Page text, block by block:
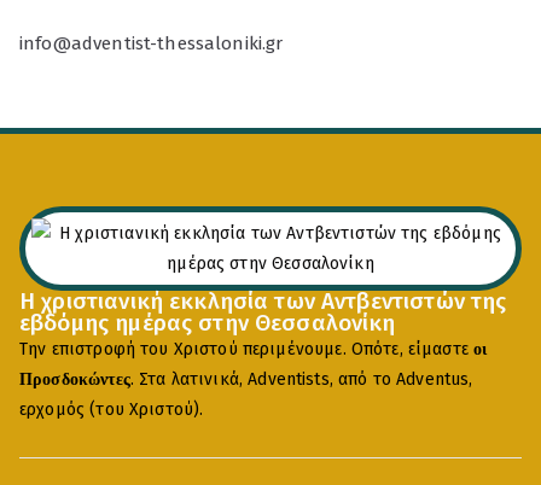
info@adventist-thessaloniki.gr
Η χριστιανική εκκλησία των Αντβεντιστών της
εβδόμης ημέρας στην Θεσσαλονίκη
Την επιστροφή του Χριστού περιμένουμε. Οπότε, είμαστεοι
Προσδοκώντες. Στα λατινικά, Adventists, από το Adventus,
ερχομός (του Χριστού).